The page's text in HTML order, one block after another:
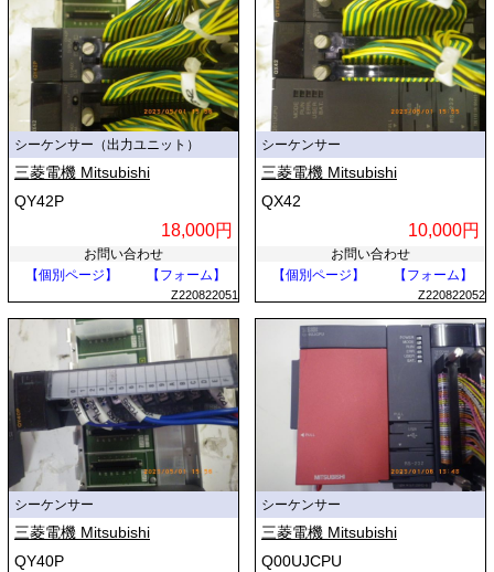
シーケンサー（出力ユニット）
三菱電機 Mitsubishi
QY42P
18,000円
お問い合わせ
【個別ページ】
【フォーム】
Z220822051
シーケンサー
三菱電機 Mitsubishi
QX42
10,000円
お問い合わせ
【個別ページ】
【フォーム】
Z220822052
シーケンサー
三菱電機 Mitsubishi
QY40P
シーケンサー
三菱電機 Mitsubishi
Q00UJCPU